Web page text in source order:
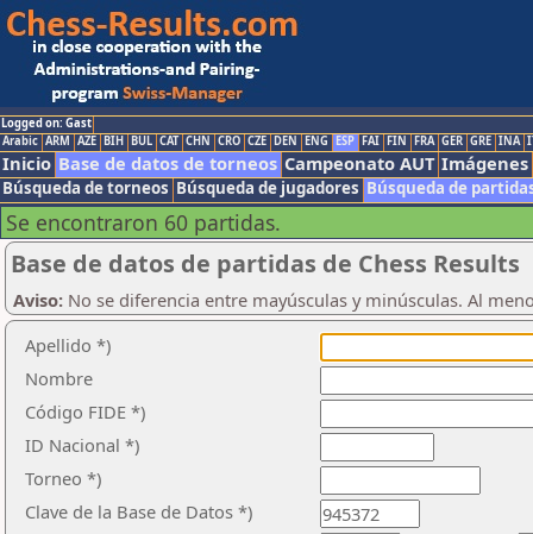
Logged on: Gast
Arabic ARM AZE BIH BUL CAT CHN CRO CZE DEN ENG ESP FAI FIN FRA GER GRE INA
Inicio Base de datos de torneos Campeonato AUT Imágenes
Búsqueda de torneos Búsqueda de jugadores Búsqueda de
Se encontraron 60 partidas.
Base de datos de partidas de Chess Results
Aviso: No se diferencia entre mayúsculas y minúsculas. Al
Apellido *)
Nombre
Código FIDE *)
ID Nacional *)
Torneo *)
Clave de la Base de Datos *)